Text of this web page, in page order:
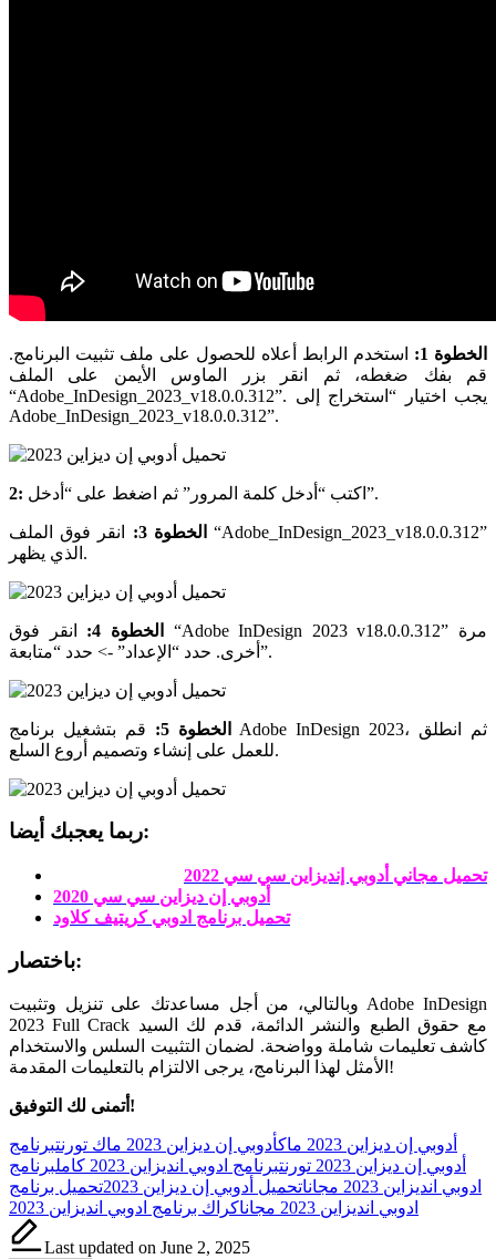
الخطوة 1:
استخدم الرابط أعلاه للحصول على ملف تثبيت البرنامج.
قم بفك ضغطه، ثم انقر بزر الماوس الأيمن على الملف
“Adobe_InDesign_2023_v18.0.0.312”. يجب اختيار “استخراج إلى
Adobe_InDesign_2023_v18.0.0.312”.
2: اكتب “أدخل كلمة المرور” ثم اضغط على “أدخل”.
الخطوة 3:
انقر فوق الملف “Adobe_InDesign_2023_v18.0.0.312”
الذي يظهر.
الخطوة 4:
انقر فوق “Adobe InDesign 2023 v18.0.0.312” مرة
أخرى. حدد “الإعداد” -> حدد “متابعة”.
الخطوة 5:
قم بتشغيل برنامج Adobe InDesign 2023، ثم انطلق
للعمل على إنشاء وتصميم أروع السلع.
ربما يعجبك أيضا:
تحميل مجاني أدوبي إنديزاين سي سي 2022
أدوبي إن ديزاين سي سي 2020
تحميل برنامج ادوبي كريتيف كلاود
باختصار:
وبالتالي، من أجل مساعدتك على تنزيل وتثبيت Adobe InDesign
2023 Full Crack مع حقوق الطبع والنشر الدائمة، قدم لك السيد
كاشف تعليمات شاملة وواضحة. لضمان التثبيت السلس والاستخدام
الأمثل لهذا البرنامج، يرجى الالتزام بالتعليمات المقدمة!
أتمنى لك التوفيق!
Tags:
أدوبي إن ديزاين 2023 ماك أدوبي إن ديزاين 2023 ماك تورنت
برنامج
أدوبي إن ديزاين 2023 تورنت
برنامج ادوبي انديزاين 2023 كامل
برنامج
ادوبي انديزاين 2023 مجانا
تحميل أدوبي إن ديزاين 2023
تحميل برنامج
ادوبي انديزاين 2023 مجانا
كراك برنامج ادوبي انديزاين 2023
Last updated on June 2, 2025